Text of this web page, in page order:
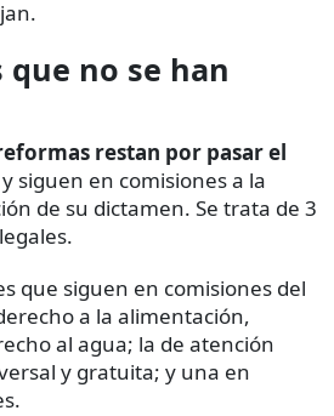
que no se han
restan por pasar el
y siguen en comisiones a la
de su dictamen. Se trata de 3
que siguen en comisiones del
a la alimentación,
al agua; la de atención
y gratuita; y una en